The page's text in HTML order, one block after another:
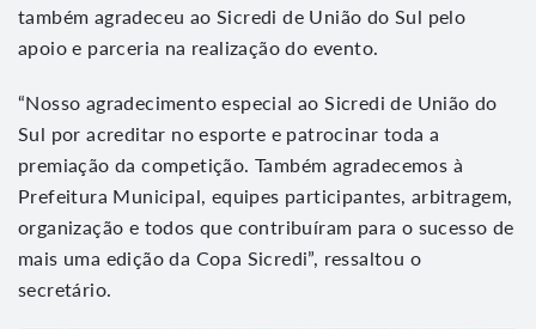
também agradeceu ao Sicredi de União do Sul pelo
apoio e parceria na realização do evento.
“Nosso agradecimento especial ao Sicredi de União do
Sul por acreditar no esporte e patrocinar toda a
premiação da competição. Também agradecemos à
Prefeitura Municipal, equipes participantes, arbitragem,
organização e todos que contribuíram para o sucesso de
mais uma edição da Copa Sicredi”, ressaltou o
secretário.